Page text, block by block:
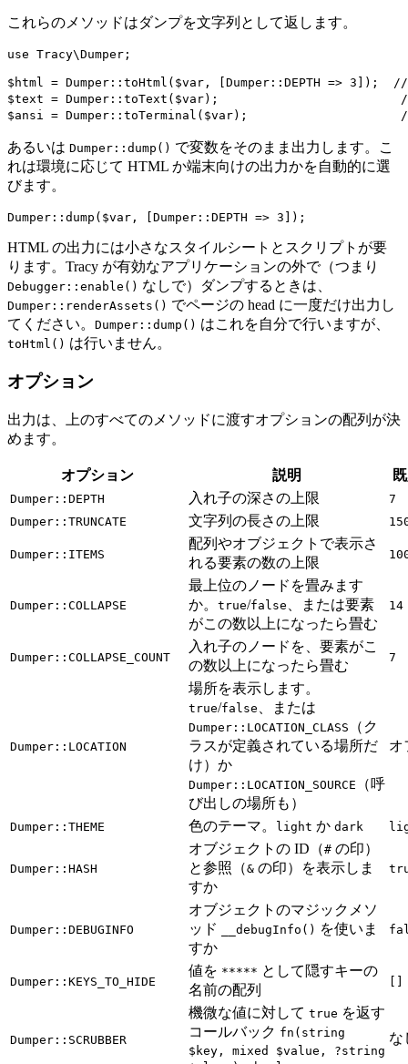
これらのメソッドはダンプを文字列として返します。
use Tracy\Dumper;
$html = Dumper::toHtml($var, [Dumper::DEPTH => 3]);  // ブ
$text = Dumper::toText($var);                         // 平文
あるいは Dumper::dump() で変数をそのまま出力します。こ
れは環境に応じて HTML か端末向けの出力かを自動的に選
びます。
HTML の出力には小さなスタイルシートとスクリプトが要
ります。Tracy が有効なアプリケーションの外で（つまり
Debugger::enable() なしで）ダンプするときは、
Dumper::renderAssets() でページの head に一度だけ出力し
てください。 Dumper::dump() はこれを自分で行いますが、
toHtml() は行いません。
オプション
出力は、上のすべてのメソッドに渡すオプションの配列が決
めます。
オプション 説明
Dumper::DEPTH 入れ子の深さの上限
7
Dumper::TRUNCATE
文字列の長さの上限
Dumper::ITEMS
配列やオブジェクトで表示さ
れる要素の数の上限
Dumper::COLLAPSE
最上位のノードを畳みます
か。 true/false
、または要素
がこの数以上になったら畳む
14
Dumper::COLLAPSE_COUNT
入れ子のノードを、要素がこ
の数以上になったら畳む
7
Dumper::LOCATION
場所を表示します。
true/false 、または
Dumper::LOCATION_CLASS
（ク
ラスが定義されている場所だ
け）か
Dumper::LOCATION_SOURCE
（呼
び出しの場所も）
オ
Dumper::THEME 色のテーマ。 light か dark
Dumper::HASH
オブジェクトの ID（# の印）
と参照（& の印）を表示しま
すか
Dumper::DEBUGINFO
オブジェクトのマジックメソ
ッド
__debugInfo() を使いま
すか
Dumper::KEYS_TO_HIDE
値を ***** として隠すキーの
名前の配列
Dumper::SCRUBBER
機微な値に対して true を返す
コールバック fn(string
$key, mixed $value, ?string
な